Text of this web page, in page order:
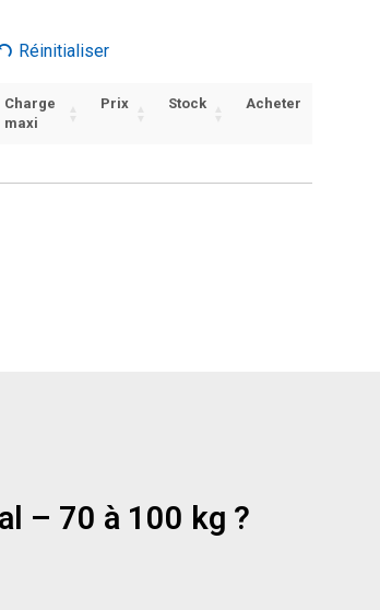
Réinitialiser
Charge
maxi
Prix Stock Acheter
– 70 à 100 kg ?